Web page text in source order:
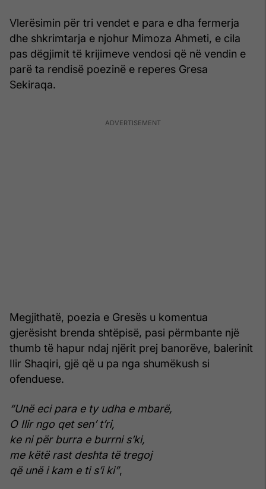
Vlerësimin për tri vendet e para e dha fermerja
dhe shkrimtarja e njohur Mimoza Ahmeti, e cila
pas dëgjimit të krijimeve vendosi që në vendin e
parë ta rendisë poezinë e reperes Gresa
Sekiraqa.
Megjithatë, poezia e Gresës u komentua
gjerësisht brenda shtëpisë, pasi përmbante një
thumb të hapur ndaj njërit prej banorëve, balerinit
Ilir Shaqiri, gjë që u pa nga shumëkush si
ofenduese.
“Unë eci para e ty udha e mbarë,
O Ilir ngo qet sen’ t’ri,
ke ni për burra e burrni s’ki,
me këtë rast deshta të tregoj
që unë i kam e ti s’i ki”,